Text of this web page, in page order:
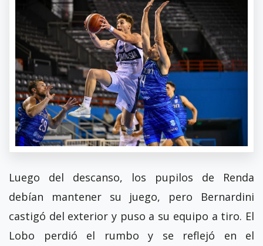
Luego del descanso, los pupilos de Renda
debían mantener su juego, pero Bernardini
castigó del exterior y puso a su equipo a tiro. El
Lobo perdió el rumbo y se reflejó en el